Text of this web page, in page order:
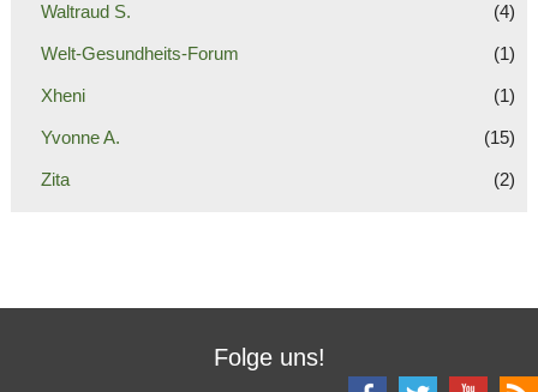
Waltraud S. (4)
Welt-Gesundheits-Forum (1)
Xheni (1)
Yvonne A. (15)
Zita (2)
Folge uns!